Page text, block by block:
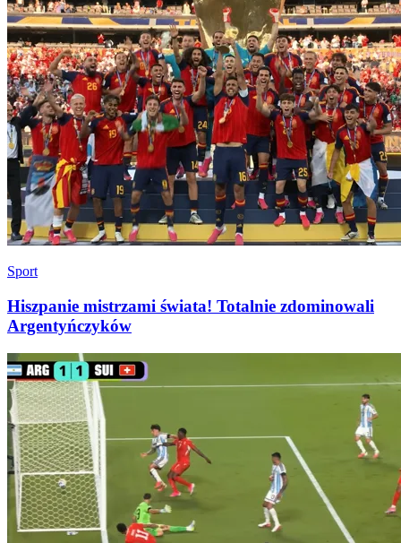
Sport
Hiszpanie mistrzami świata! Totalnie zdominowali
Argentyńczyków